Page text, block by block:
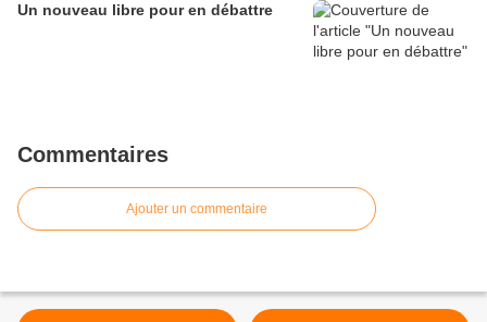
Un nouveau libre pour en débattre
Commentaires
Ajouter un commentaire